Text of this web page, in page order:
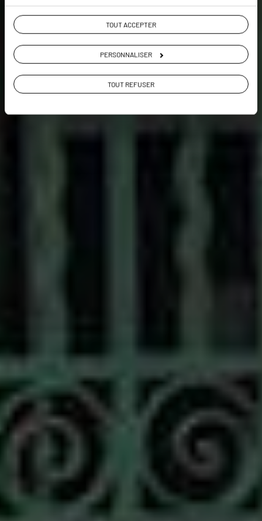
TOUT ACCEPTER
PERSONNALISER
TOUT REFUSER
Voir les 240 avis sur les voyages au Vietnam
VOIR LA GALERIE PHOTOS